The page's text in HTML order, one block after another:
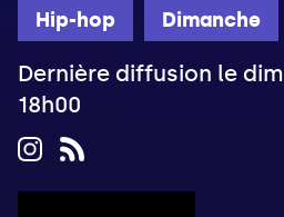
Hip-hop Dimanche
Dernière diffusion le
18h00